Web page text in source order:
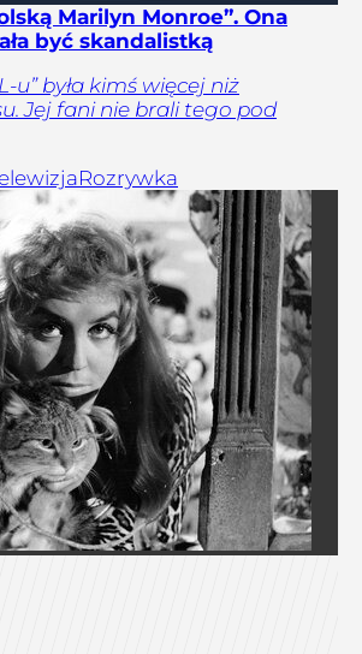
Marilyn Monroe”. Ona
być skandalistką
u” była kimś więcej niż
Jej fani nie brali tego pod
Rozrywka